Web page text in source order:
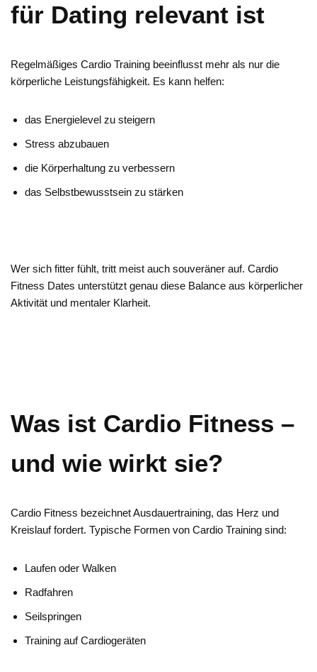
für Dating relevant ist
Regelmäßiges Cardio Training beeinflusst mehr als nur die
körperliche Leistungsfähigkeit. Es kann helfen:
das Energielevel zu steigern
Stress abzubauen
die Körperhaltung zu verbessern
das Selbstbewusstsein zu stärken
Wer sich fitter fühlt, tritt meist auch souveräner auf. Cardio
Fitness Dates unterstützt genau diese Balance aus körperlicher
Aktivität und mentaler Klarheit.
Was ist Cardio Fitness –
und wie wirkt sie?
Cardio Fitness bezeichnet Ausdauertraining, das Herz und
Kreislauf fordert. Typische Formen von Cardio Training sind:
Laufen oder Walken
Radfahren
Seilspringen
Training auf Cardiogeräten